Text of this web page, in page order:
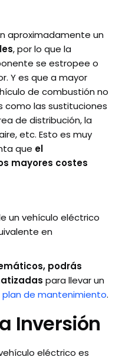
aproximadamente un
, por lo que la
se estropee o
Y es que a mayor
de combustión no
como las sustituciones
de distribución, la
etc. Esto es muy
que el
mayores costes
un vehículo eléctrico
en
podrás
para llevar un
plan de mantenimiento.
Inversión
eléctrico es